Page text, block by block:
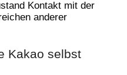
Kontakt mit der
anderer
Kakao selbst